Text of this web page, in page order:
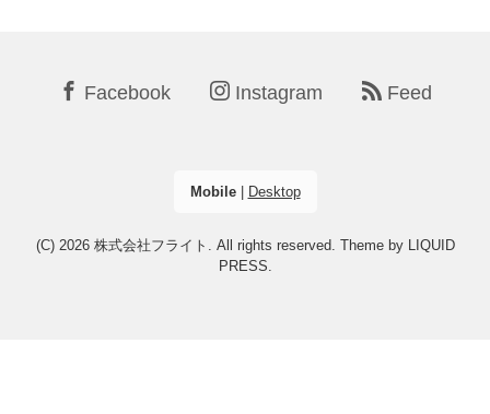
Facebook Instagram Feed
Mobile| Desktop
(C) 2026 株式会社フライト . All rights reserved. Theme by
LIQUID
PRESS